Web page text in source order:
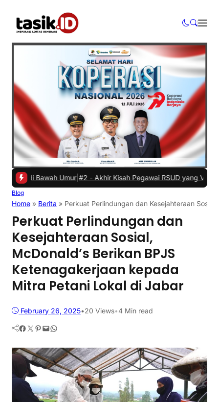
Umur|#2 - Akhir Kisah Pegawai RSUD yang Viral Hina
Blog
Home » Berita » Perkuat Perlindungan dan Kesejahteraan
Perkuat Perlindungan dan
Kesejahteraan Sosial,
McDonald’s Berikan BPJS
Ketenagakerjaan kepada
Mitra Petani Lokal di Jabar
February 26, 2025•20 Views•4 Min read
Facebook Twitter Pinterest Mail WhatsApp